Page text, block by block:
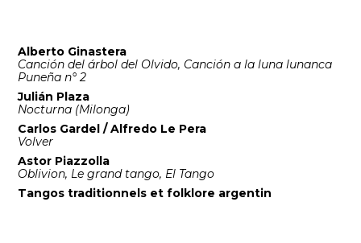
Alberto Ginastera
Canción del árbol del Olvido, Canción a la luna lunanca
Puneña n° 2
Julián Plaza
Nocturna (Milonga)
Carlos Gardel / Alfredo Le Pera
Volver
Astor Piazzolla
Oblivion, Le grand tango, El Tango
Tangos traditionnels et folklore argentin